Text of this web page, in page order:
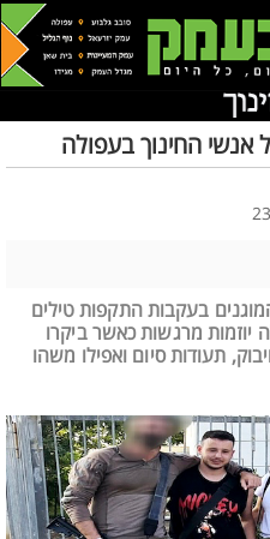
אנשי החינוך בעפולה
בעקבות התקפות טילים
יוזמות מרגשות כאשר ביקרו
תעודות סיום ואפילו משהו